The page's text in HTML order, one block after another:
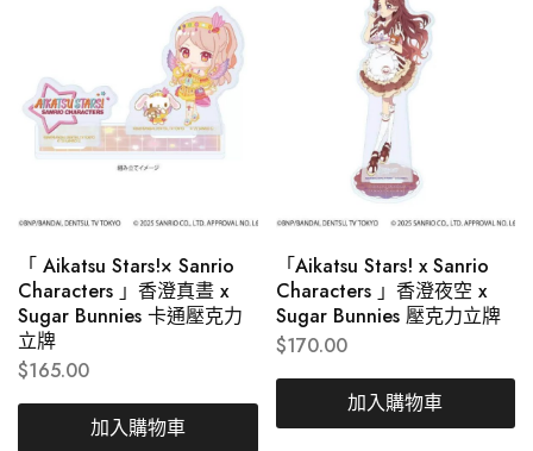
「 Aikatsu Stars!× Sanrio
Characters 」香澄真晝 x
Sugar Bunnies 卡通壓克力
立牌
$165.00
加入購物車
「Aikatsu Stars! x Sanrio
Characters 」香澄夜空 x
Sugar Bunnies 壓克力立牌
$170.00
加入購物車